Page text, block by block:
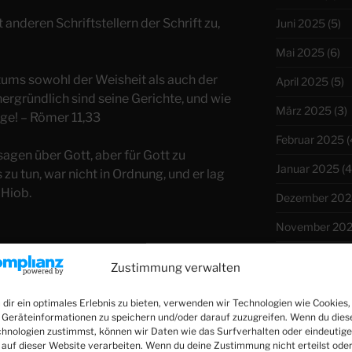
Zustimmung verwalten
dir ein optimales Erlebnis zu bieten, verwenden wir Technologien wie Cookies,
zu speichern und/oder darauf zuzugreifen. Wenn du
zustimmst, können wir Daten wie das Surfverhalten oder eindeutige
auf dieser Website verarbeiten. Wenn du deine Zustimmung nicht erteilst oder
Schriftstellern der Schrift zu,
sowohl der Weisheit als auch der
sind seine Gerichte, und wie
– Römer 11,33
über Gott, aber für Gott zu
tun, war nicht in Ordnung, und er lag
Juni 2025 (5)
Mai 2025 (6)
April 2025 (5)
März 2025 (3)
Februar 2025
Januar 2025
Dezember
November
August 2024
Juli 2024(4)